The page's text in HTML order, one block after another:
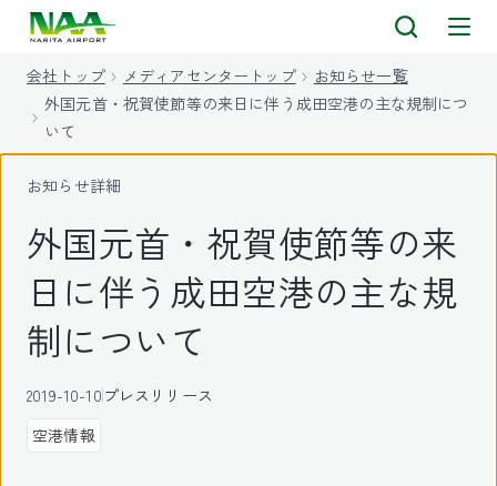
会社トップ メディアセンタートップ
お知らせ一覧
外国元首・祝賀使節等の来日に伴う成田空港の主な規制につ
いて
お知らせ詳細
外国元首・祝賀使節等の来
日に伴う成田空港の主な規
制について
2019-10-10プレスリリース
空港情報